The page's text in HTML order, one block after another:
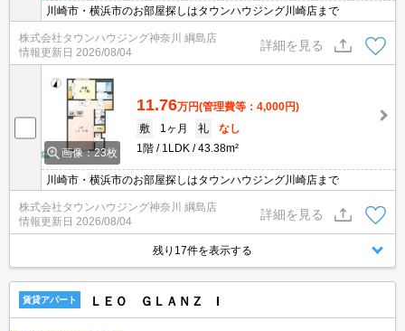
川崎市・横浜市のお部屋探しはタウンハウジング川崎店まで
株式会社タウンハウジング神奈川 綱島店
情報更新日 2026/08/04
詳細を見る
画像：23枚
11.76万円(管理費等：4,000円)
敷
1ヶ月 礼
なし
1階
1LDK 43.38m²
川崎市・横浜市のお部屋探しはタウンハウジング川崎店まで
株式会社タウンハウジング神奈川 綱島店
情報更新日 2026/08/04
詳細を見る
残り17件を表示する
賃貸アパート ＬＥＯ ＧＬＡＮＺ I